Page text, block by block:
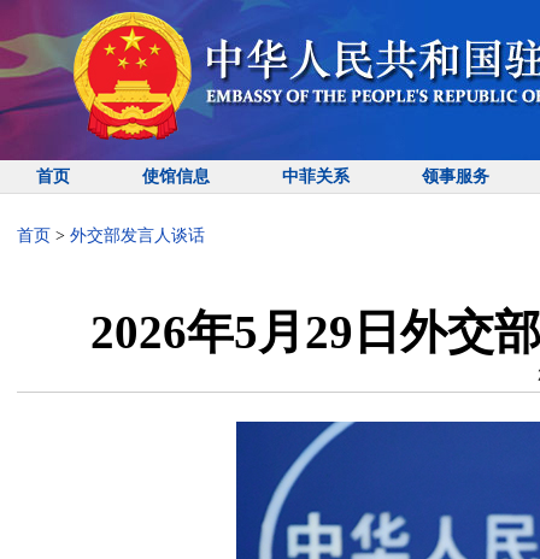
首页 使馆信息 中菲关系 领事服务
首页 > 外交部发言人谈话
2026年5月29日外交